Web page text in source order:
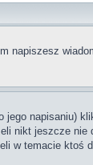
napiszesz
jego napisaniu)
nikt jeszcze nie
w temacie ktoś